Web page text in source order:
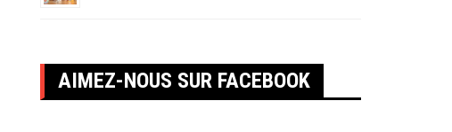
AIMEZ-NOUS SUR FACEBOOK